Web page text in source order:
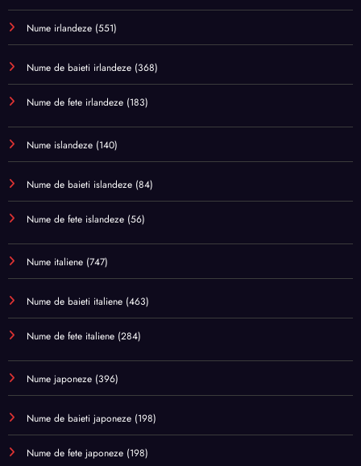
Nume irlandeze (551)
Nume de baieti irlandeze (368)
Nume de fete irlandeze (183)
Nume islandeze (140)
Nume de baieti islandeze (84)
Nume de fete islandeze (56)
Nume italiene (747)
Nume de baieti italiene (463)
Nume de fete italiene (284)
Nume japoneze (396)
Nume de baieti japoneze (198)
Nume de fete japoneze (198)